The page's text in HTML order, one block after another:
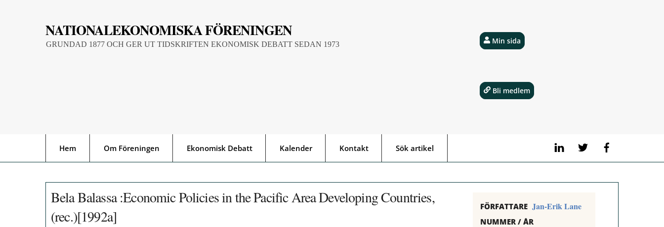
NATIONALEKONOMISKA FÖRENINGEN
GRUNDAD 1877 OCH GER UT TIDSKRIFTEN EKONOMISK DEBATT SEDAN 1973
LinkedIn Twitter
Hem Om Föreningen Ekonomisk Debatt Kalender Kontakt Sök artikel
Min sida
Bli medlem
Bela Balassa :Economic Policies in the Pacific Area Developing Countries,
(rec.)[1992a]
FÖRFATTARE Jan-Erik Lane
NUMMER / ÅR